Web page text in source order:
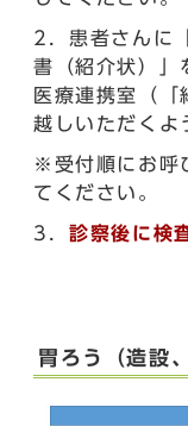
2．患者さんに
書（紹介状）」
医療連携室（「
越しいただくよ
※受付順にお呼
てください。
3．診察後に検
胃ろう（造設